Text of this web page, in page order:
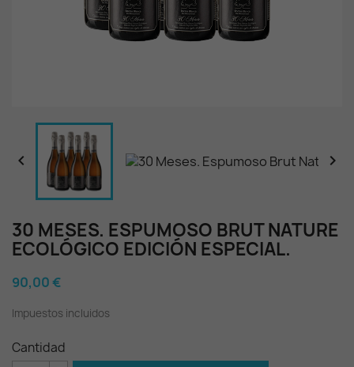
 
30 MESES. ESPUMOSO BRUT NATURE
ECOLÓGICO EDICIÓN ESPECIAL.
90,00 €
Impuestos incluidos
Cantidad